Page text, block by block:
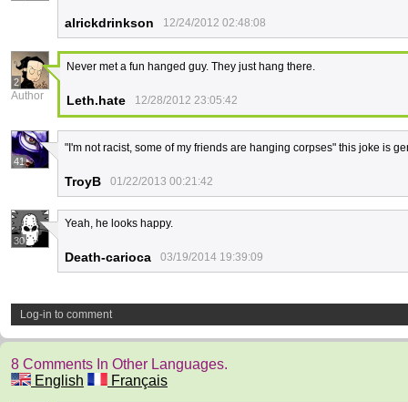
alrickdrinkson 12/24/2012 02:48:08
2
Author
Never met a fun hanged guy. They just hang there.
Leth.hate 12/28/2012 23:05:42
41
"I'm not racist, some of my friends are hanging corpses" this joke is
TroyB 01/22/2013 00:21:42
30
Yeah, he looks happy.
Death-carioca 03/19/2014 19:39:09
Log-in to comment
8 Comments In Other Languages.
English
Français